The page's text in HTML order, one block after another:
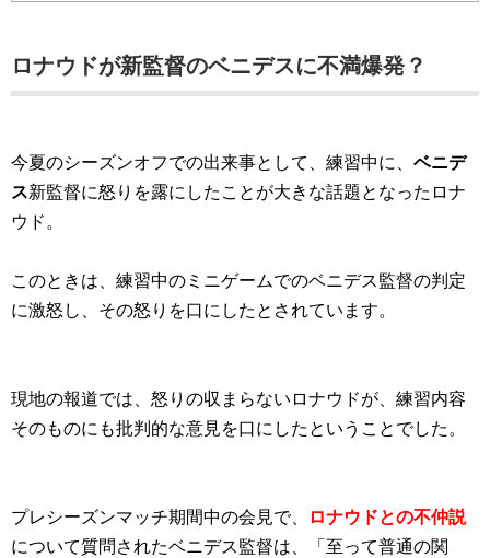
ロナウドが新監督のベニデスに不満爆発？
今夏のシーズンオフでの出来事として、練習中に、 ベニデ
ス新監督に怒りを露にしたことが大きな話題となったロナ
ウド。
このときは、練習中のミニゲームでのベニデス監督の判定
に激怒し、その怒りを口にしたとされています。
現地の報道では、怒りの収まらないロナウドが、練習内容
そのものにも批判的な意見を口にしたということでした。
プレシーズンマッチ期間中の会見で、
ロナウドとの不仲説
について質問されたベニデス監督は、「至って普通の関